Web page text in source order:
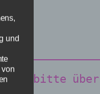
uns bitte über
und